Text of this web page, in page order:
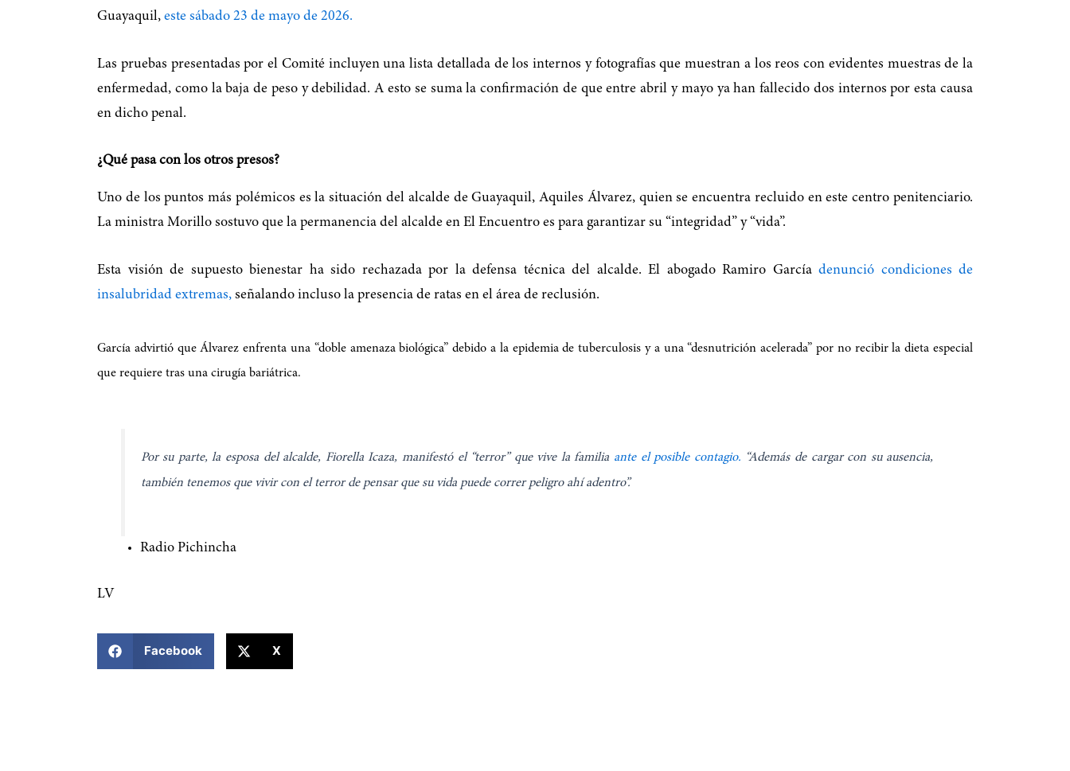
Guayaquil, este sábado 23 de mayo de 2026.
Las pruebas presentadas por el Comité incluyen una lista detallada de los internos y fotografías que muestran a los reos con evidentes muestras de la
enfermedad, como la baja de peso y debilidad. A esto se suma la confirmación de que entre abril y mayo ya han fallecido dos internos por esta causa
en dicho penal.
¿Qué pasa con los otros presos?
Uno de los puntos más polémicos es la situación del alcalde de Guayaquil, Aquiles Álvarez, quien se encuentra recluido en este centro penitenciario.
La ministra Morillo sostuvo que la permanencia del alcalde en El Encuentro es para garantizar su “integridad” y “vida”.
Esta visión de supuesto bienestar ha sido rechazada por la defensa técnica del alcalde. El abogado Ramiro García denunció condiciones de
insalubridad extremas, señalando incluso la presencia de ratas en el área de reclusión.
García advirtió que Álvarez enfrenta una “doble amenaza biológica” debido a la epidemia de tuberculosis y a una “desnutrición acelerada” por no recibir la dieta especial
que requiere tras una cirugía bariátrica.
Por su parte, la esposa del alcalde, Fiorella Icaza, manifestó el “terror” que vive la familia ante el posible contagio. “Además de cargar con su ausencia,
también tenemos que vivir con el terror de pensar que su vida puede correr peligro ahí adentro”.
Radio Pichincha
LV
Facebook X